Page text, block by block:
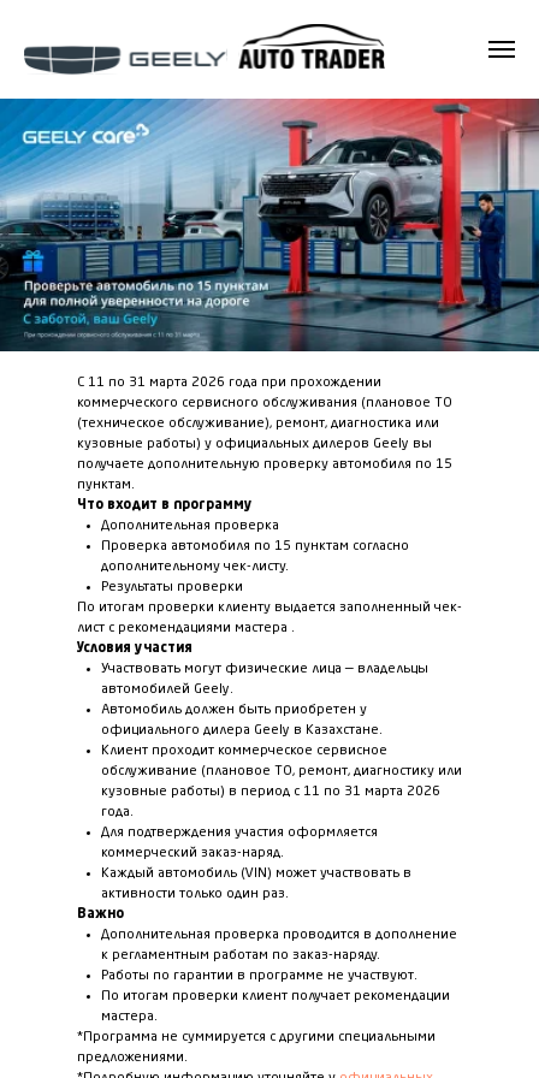
С 11 по 31 марта 2026 года при прохождении
коммерческого сервисного обслуживания (плановое ТО
(техническое обслуживание), ремонт, диагностика или
кузовные работы) у официальных дилеров Geely вы
получаете дополнительную проверку автомобиля по 15
пунктам.
Что входит в программу
Дополнительная проверка
Проверка автомобиля по 15 пунктам согласно
дополнительному чек-листу.
Результаты проверки
По итогам проверки клиенту выдается заполненный чек-
лист с рекомендациями мастера .
Условия участия
Участвовать могут физические лица — владельцы
автомобилей Geely.
Автомобиль должен быть приобретен у
официального дилера Geely в Казахстане.
Клиент проходит коммерческое сервисное
обслуживание (плановое ТО, ремонт, диагностику или
кузовные работы) в период с 11 по 31 марта 2026
года.
Для подтверждения участия оформляется
коммерческий заказ-наряд.
Каждый автомобиль (VIN) может участвовать в
активности только один раз.
Важно
Дополнительная проверка проводится в дополнение
к регламентным работам по заказ-наряду.
Работы по гарантии в программе не участвуют.
По итогам проверки клиент получает рекомендации
мастера.
*Программа не суммируется с другими специальными
предложениями.